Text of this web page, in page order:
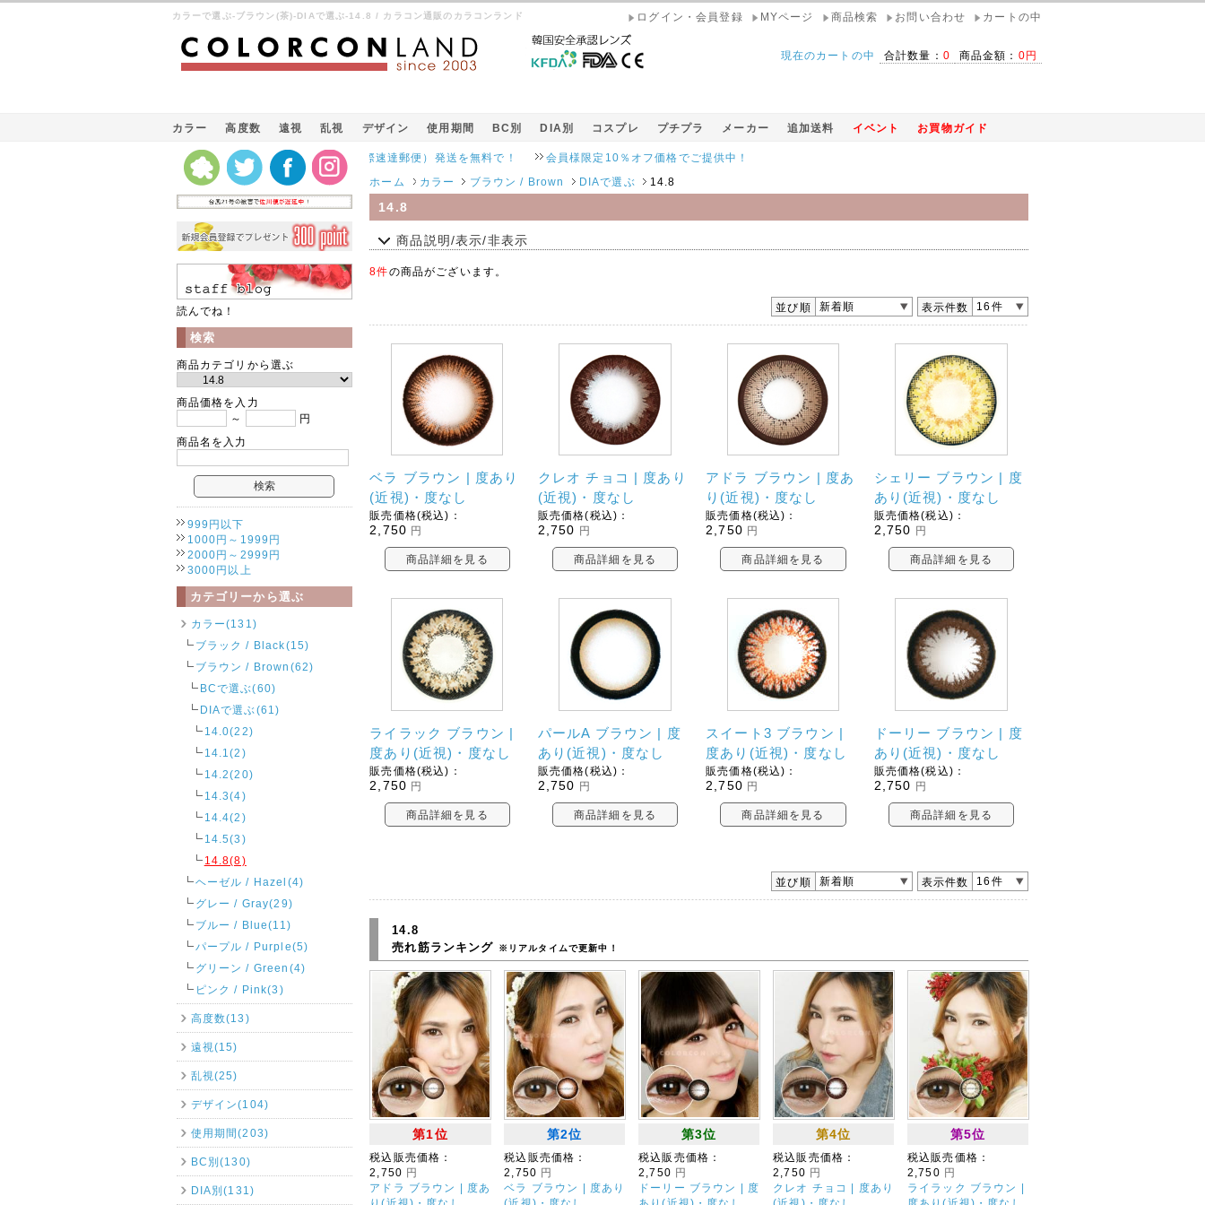
カラーで選ぶ-ブラウン(茶)-DIAで選ぶ-14.8 / カラコン通販のカラコンランド ログイン・会員登録 MYページ 商品検索 お問い合わせ カートの中
現在のカートの中 合計数量： 0 商品金額： 0円
カラー 高度数 遠視 乱視 デザイン 使用期間 BC別 DIA別 コスプレ プチプラ メーカー 追加送料 イベント お買物ガイド
Kパケット（韓国の国際速達郵便）発送を無料で！ 会員様限定10％オフ価格でご提供中！
ホーム カラー ブラウン / Brown DIAで選ぶ 14.8
14.8
商品説明/表示/非表示
8件の商品がございます。
並び順 新着順 表示件数 16件
ベラ ブラウン | 度あり
(近視)・度なし
販売価格(税込)：
2,750 円
商品詳細を見る
クレオ チョコ | 度あり
(近視)・度なし
販売価格(税込)：
2,750 円
商品詳細を見る
アドラ ブラウン | 度あ
り(近視)・度なし
販売価格(税込)：
2,750 円
商品詳細を見る
シェリー ブラウン | 度
あり(近視)・度なし
販売価格(税込)：
2,750 円
商品詳細を見る
ライラック ブラウン |
度あり(近視)・度なし
販売価格(税込)：
2,750 円
商品詳細を見る
パールA ブラウン | 度
あり(近視)・度なし
販売価格(税込)：
2,750 円
商品詳細を見る
スイート3 ブラウン |
度あり(近視)・度なし
販売価格(税込)：
2,750 円
商品詳細を見る
ドーリー ブラウン | 度
あり(近視)・度なし
販売価格(税込)：
2,750 円
商品詳細を見る
並び順 新着順 表示件数 16件
14.8
売れ筋ランキング
※リアルタイムで更新中！
第1位
税込販売価格：
2,750 円
アドラ ブラウン | 度あ
り(近視)・度なし
第2位
税込販売価格：
2,750 円
ベラ ブラウン | 度あり
(近視)・度なし
第3位
税込販売価格：
2,750 円
ドーリー ブラウン | 度
あり(近視)・度なし
第4位
税込販売価格：
2,750 円
クレオ チョコ | 度あり
(近視)・度なし
第5位
税込販売価格：
2,750 円
ライラック ブラウン |
度あり(近視)・度なし
読んでね！
検索
商品カテゴリから選ぶ
商品価格を入力
～
円
商品名を入力
999円以下
1000円～1999円
2000円～2999円
3000円以上
カテゴリーから選ぶ
カラー(131)
ブラック / Black(15)
ブラウン / Brown(62)
BCで選ぶ(60)
DIAで選ぶ(61)
14.0(22)
14.1(2)
14.2(20)
14.3(4)
14.4(2)
14.5(3)
14.8(8)
ヘーゼル / Hazel(4)
グレー / Gray(29)
ブルー / Blue(11)
パープル / Purple(5)
グリーン / Green(4)
ピンク / Pink(3)
高度数(13)
遠視(15)
乱視(25)
デザイン(104)
使用期間(203)
BC別(130)
DIA別(131)